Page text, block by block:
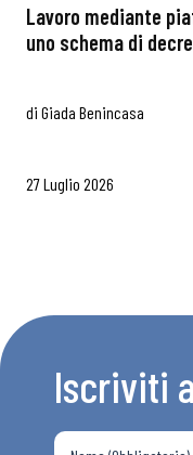
Lavoro mediante
uno schema di
di Giada Benincasa
27 Luglio 2026
Iscriviti